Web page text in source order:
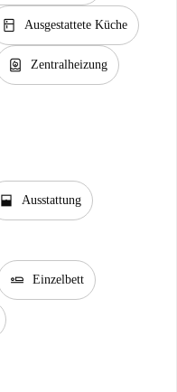
kitchen Ausgestattete Küche
water_heater Zentralheizung
window_open Ausstattung
airline_seat_flat Einzelbett